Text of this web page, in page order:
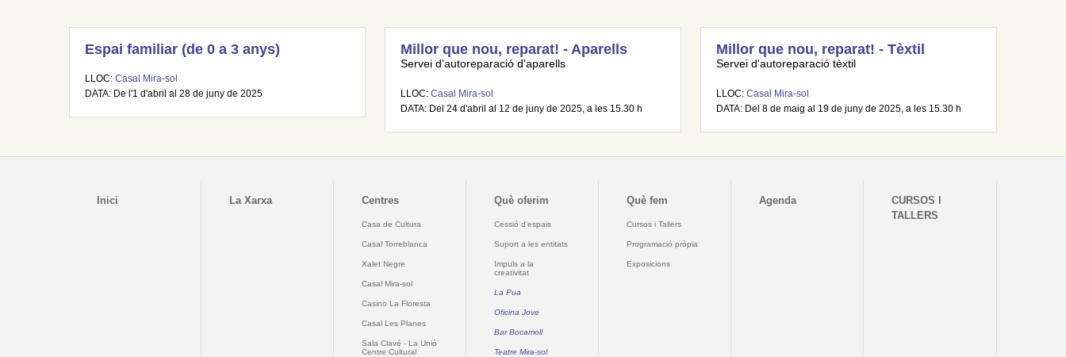
Espai familiar (de 0 a 3 anys)
LLOC: Casal Mira-sol
DATA: De l'1 d'abril al 28 de juny de 2025
Millor que nou, reparat! - Aparells
Servei d'autoreparació d'aparells
LLOC: Casal Mira-sol
DATA: Del 24 d'abril al 12 de juny de 2025, a les 15.30 h
Millor que nou, reparat! - Tèxtil
Servei d'autoreparació tèxtil
LLOC: Casal Mira-sol
DATA: Del 8 de maig al 19 de juny de 2025, a les 15.30 h
Inici La Xarxa Centres
Casa de Cultura
Casal Torreblanca
Xalet Negre
Casal Mira-sol
Casino La Floresta
Casal Les Planes
Sala Clavé - La Unió
Centre Cultural
Què oferim
Cessió d'espais
Suport a les entitats
Impuls a la
creativitat
La Pua
Oficina Jove
Bar Bocamoll
Teatre Mira-sol
Què fem
Cursos i Tallers
Programació pròpia
Exposicions
Agenda
CURSOS I
TALLERS